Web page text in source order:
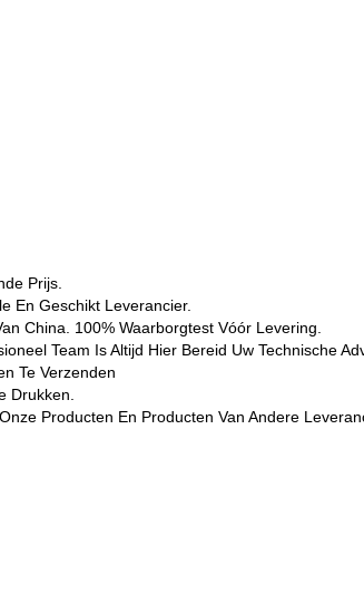
Prijs.
En Geschikt Leverancier.
China. 100% Waarborgtest Vóór Levering.
Team Is Altijd Hier Bereid Uw Technische
Te Verzenden
Drukken.
Producten En Producten Van Andere